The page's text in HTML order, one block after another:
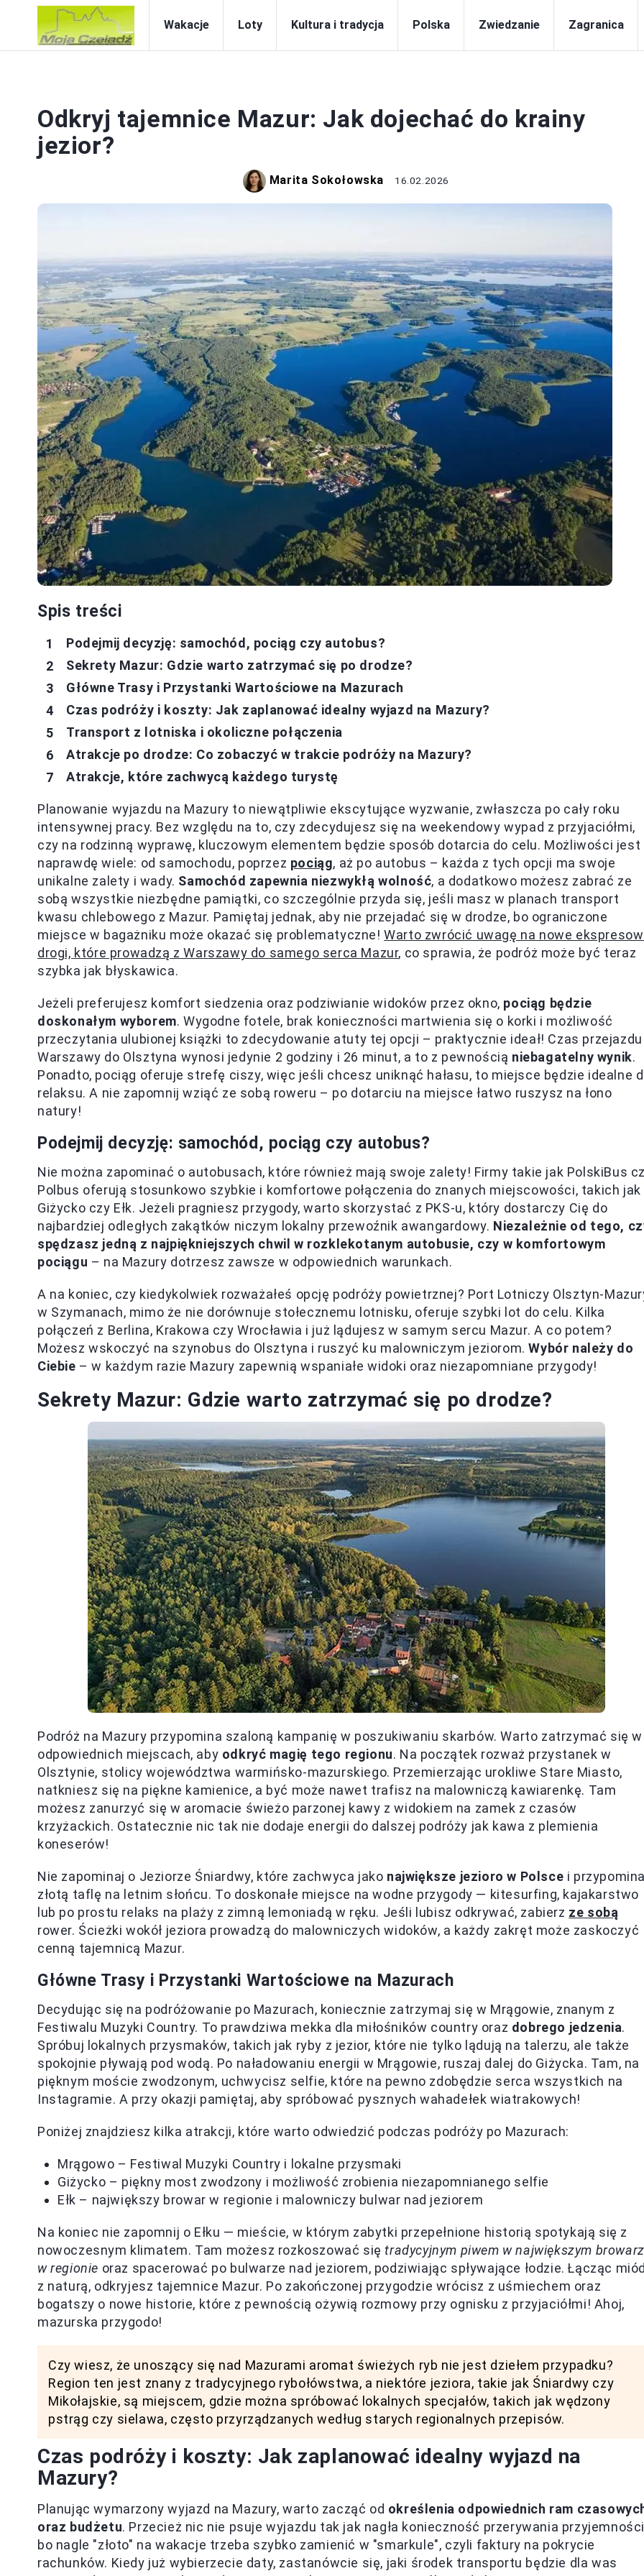
Wakacje Loty Kultura i tradycja Polska Zwiedzanie Zagranica
Odkryj tajemnice Mazur: Jak dojechać do krainy
jezior?
Marita Sokołowska 16.02.2026
Spis treści
Podejmij decyzję: samochód, pociąg czy autobus?
Sekrety Mazur: Gdzie warto zatrzymać się po drodze?
Główne Trasy i Przystanki Wartościowe na Mazurach
Czas podróży i koszty: Jak zaplanować idealny wyjazd na Mazury?
Transport z lotniska i okoliczne połączenia
Atrakcje po drodze: Co zobaczyć w trakcie podróży na Mazury?
Atrakcje, które zachwycą każdego turystę
Planowanie wyjazdu na Mazury to niewątpliwie ekscytujące wyzwanie, zwłaszcza po cały roku
intensywnej pracy. Bez względu na to, czy zdecydujesz się na weekendowy wypad z przyjaciółmi,
czy na rodzinną wyprawę, kluczowym elementem będzie sposób dotarcia do celu. Możliwości jest
naprawdę wiele: od samochodu, poprzez pociąg, aż po autobus – każda z tych opcji ma swoje
unikalne zalety i wady. Samochód zapewnia niezwykłą wolność, a dodatkowo możesz zabrać ze
sobą wszystkie niezbędne pamiątki, co szczególnie przyda się, jeśli masz w planach transport
kwasu chlebowego z Mazur. Pamiętaj jednak, aby nie przejadać się w drodze, bo ograniczone
miejsce w bagażniku może okazać się problematyczne!Warto zwrócić uwagę na nowe
drogi, które prowadzą z Warszawy do samego serca Mazur, co sprawia, że podróż może być teraz
szybka jak błyskawica.
Jeżeli preferujesz komfort siedzenia oraz podziwianie widoków przez okno, pociąg będzie
doskonałym wyborem. Wygodne fotele, brak konieczności martwienia się o korki i możliwość
przeczytania ulubionej książki to zdecydowanie atuty tej opcji – praktycznie ideał! Czas
Warszawy do Olsztyna wynosi jedynie 2 godziny i 26 minut, a to z pewnością niebagatelny wynik.
Ponadto, pociąg oferuje strefę ciszy, więc jeśli chcesz uniknąć hałasu, to miejsce będzie idealne
relaksu. A nie zapomnij wziąć ze sobą roweru – po dotarciu na miejsce łatwo ruszysz na łono
natury!
Podejmij decyzję: samochód, pociąg czy autobus?
Nie można zapominać o autobusach, które również mają swoje zalety! Firmy takie jak PolskiBus
Polbus oferują stosunkowo szybkie i komfortowe połączenia do znanych miejscowości, takich jak
Giżycko czy Ełk. Jeżeli pragniesz przygody, warto skorzystać z PKS-u, który dostarczy Cię do
najbardziej odległych zakątków niczym lokalny przewoźnik awangardowy. Niezależnie od tego,
spędzasz jedną z najpiękniejszych chwil w rozklekotanym autobusie, czy w komfortowym
pociągu – na Mazury dotrzesz zawsze w odpowiednich warunkach.
A na koniec, czy kiedykolwiek rozważałeś opcję podróży powietrznej? Port Lotniczy Olsztyn-
w Szymanach, mimo że nie dorównuje stołecznemu lotnisku, oferuje szybki lot do celu. Kilka
połączeń z Berlina, Krakowa czy Wrocławia i już lądujesz w samym sercu Mazur. A co potem?
Możesz wskoczyć na szynobus do Olsztyna i ruszyć ku malowniczym jeziorom.Wybór należy do
Ciebie – w każdym razie Mazury zapewnią wspaniałe widoki oraz niezapomniane przygody!
Sekrety Mazur: Gdzie warto zatrzymać się po drodze?
Podróż na Mazury przypomina szaloną kampanię w poszukiwaniu skarbów. Warto zatrzymać się w
odpowiednich miejscach, aby odkryć magię tego regionu. Na początek rozważ przystanek w
Olsztynie, stolicy województwa warmińsko-mazurskiego. Przemierzając urokliwe Stare Miasto,
natkniesz się na piękne kamienice, a być może nawet trafisz na malowniczą kawiarenkę. Tam
możesz zanurzyć się w aromacie świeżo parzonej kawy z widokiem na zamek z czasów
krzyżackich. Ostatecznie nic tak nie dodaje energii do dalszej podróży jak kawa z plemienia
koneserów!
Nie zapominaj o Jeziorze Śniardwy, które zachwyca jako największe jezioro w Polsce i
złotą taflę na letnim słońcu. To doskonałe miejsce na wodne przygody — kitesurfing, kajakarstwo
lub po prostu relaks na plaży z zimną lemoniadą w ręku. Jeśli lubisz odkrywać, zabierz ze sobą
rower. Ścieżki wokół jeziora prowadzą do malowniczych widoków, a każdy zakręt może zaskoczyć
cenną tajemnicą Mazur.
Główne Trasy i Przystanki Wartościowe na Mazurach
Decydując się na podróżowanie po Mazurach, koniecznie zatrzymaj się w Mrągowie, znanym z
Festiwalu Muzyki Country. To prawdziwa mekka dla miłośników country oraz dobrego jedzenia.
Spróbuj lokalnych przysmaków, takich jak ryby z jezior, które nie tylko lądują na talerzu, ale także
spokojnie pływają pod wodą. Po naładowaniu energii w Mrągowie, ruszaj dalej do Giżycka. Tam, na
pięknym moście zwodzonym, uchwycisz selfie, które na pewno zdobędzie serca wszystkich na
Instagramie. A przy okazji pamiętaj, aby spróbować pysznych wahadełek wiatrakowych!
Poniżej znajdziesz kilka atrakcji, które warto odwiedzić podczas podróży po Mazurach:
Mrągowo – Festiwal Muzyki Country i lokalne przysmaki
Giżycko – piękny most zwodzony i możliwość zrobienia niezapomnianego selfie
Ełk – największy browar w regionie i malowniczy bulwar nad jeziorem
Na koniec nie zapomnij o Ełku — mieście, w którym zabytki przepełnione historią spotykają się z
nowoczesnym klimatem. Tam możesz rozkoszować siętradycyjnym piwem w największym
w regionie oraz spacerować po bulwarze nad jeziorem, podziwiając spływające łodzie. Łącząc
z naturą, odkryjesz tajemnice Mazur. Po zakończonej przygodzie wrócisz z uśmiechem oraz
bogatszy o nowe historie, które z pewnością ożywią rozmowy przy ognisku z przyjaciółmi! Ahoj,
mazurska przygodo!
Czy wiesz, że unoszący się nad Mazurami aromat świeżych ryb nie jest dziełem przypadku?
Region ten jest znany z tradycyjnego rybołówstwa, a niektóre jeziora, takie jak Śniardwy czy
Mikołajskie, są miejscem, gdzie można spróbować lokalnych specjałów, takich jak wędzony
pstrąg czy sielawa, często przyrządzanych według starych regionalnych przepisów.
Czas podróży i koszty: Jak zaplanować idealny wyjazd na
Mazury?
Planując wymarzony wyjazd na Mazury, warto zacząć od określenia odpowiednich ram
oraz budżetu. Przecież nic nie psuje wyjazdu tak jak nagła konieczność przerywania
bo nagle "złoto" na wakacje trzeba szybko zamienić w "smarkule", czyli faktury na pokrycie
rachunków. Kiedy już wybierzecie daty, zastanówcie się, jaki środek transportu będzie dla was